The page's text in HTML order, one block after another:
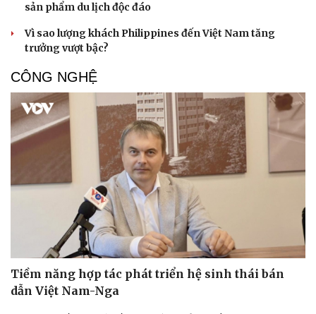
sản phẩm du lịch độc đáo
Vì sao lượng khách Philippines đến Việt Nam tăng
trưởng vượt bậc?
CÔNG NGHỆ
Tiềm năng hợp tác phát triển hệ sinh thái bán
dẫn Việt Nam-Nga